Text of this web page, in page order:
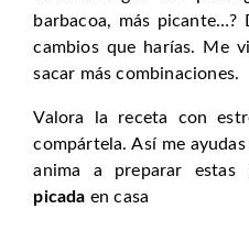
barbacoa, más picante…?
cambios que harías. Me
sacar más combinaciones.
Valora la receta con
compártela. Así me
anima a preparar estas
picada en casa